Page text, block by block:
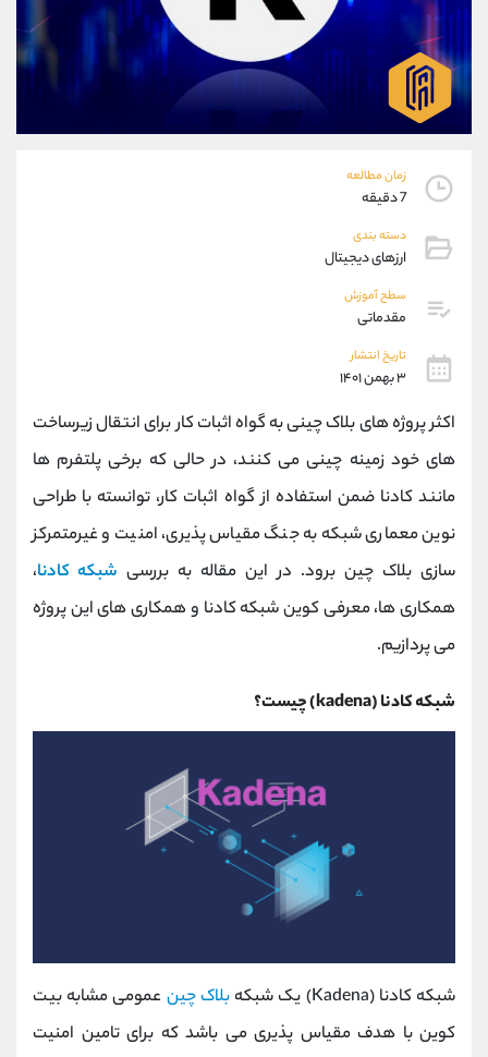
زمان مطالعه
7 دقیقه
دسته بندی
ارزهای دیجیتال
سطح آموزش
مقدماتی
تاریخ انتشار
۳ بهمن ۱۴۰۱
اکثر پروژه های بلاک چینی به گواه اثبات کار برای انتقال زیرساخت
های خود زمینه چینی می کنند، در حالی که برخی پلتفرم ها
مانند کادنا ضمن استفاده از گواه اثبات کار، توانسته با طراحی
نوین معماری شبکه به جنگ مقیاس پذیری، امنیت و غیرمتمرکز
سازی بلاک چین برود. در این مقاله به بررسی شبکه کادنا،
همکاری ها، معرفی کوین شبکه کادنا و همکاری های این پروژه
می پردازیم.
شبکه کادنا (kadena) چیست؟
شبکه کادنا (Kadena) یک شبکه بلاک چین عمومی مشابه بیت
کوین با هدف مقیاس پذیری می باشد که برای تامین امنیت
09101364784
شروع گفتگو
تلگرام @Armteam_admin_104
داخلی
موبایل
تلگرام
داخلی
اطلاعات تماس
تلفن
تلفن
بدون پیش شماره 90001030
کانال تلگرام @alirezamehrabi_com
کانال بله @alirezamehrabi_official